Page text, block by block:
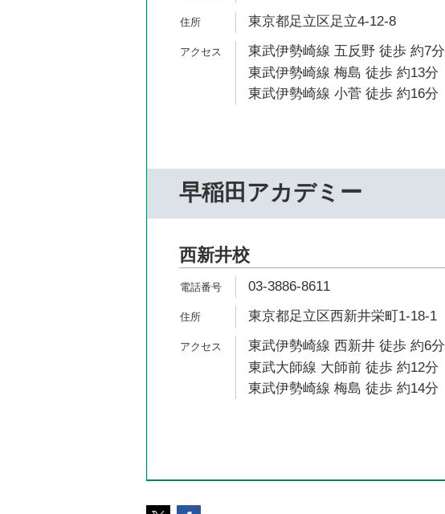
東京都足立区足立4-12-8
東武伊勢崎線 五反野 徒歩 約7分
東武伊勢崎線 梅島 徒歩 約13分
東武伊勢崎線 小菅 徒歩 約16分
早稲田アカデミー
西新井校
03-3886-8611
東京都足立区西新井栄町1-18-1
東武伊勢崎線 西新井 徒歩 約6分
東武大師線 大師前 徒歩 約12分
東武伊勢崎線 梅島 徒歩 約14分